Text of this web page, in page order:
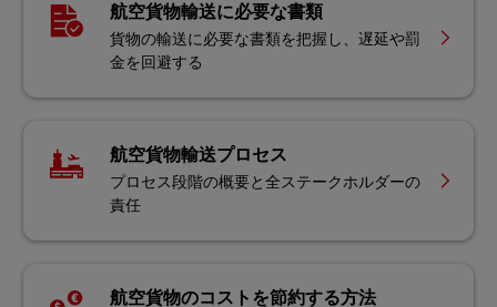
航空貨物輸送に必要な書類
貨物の輸送に必要な書類を把握し、遅延や罰
金を回避する
航空貨物輸送プロセス
プロセス段階の概要と全ステークホルダーの
責任
航空貨物のコストを節約する方法